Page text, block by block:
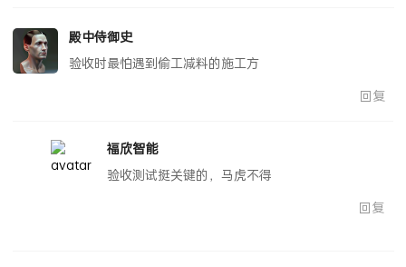
殿中侍御史
验收时最怕遇到偷工减料的施工方
回复
福欣智能
验收测试挺关键的，马虎不得
回复